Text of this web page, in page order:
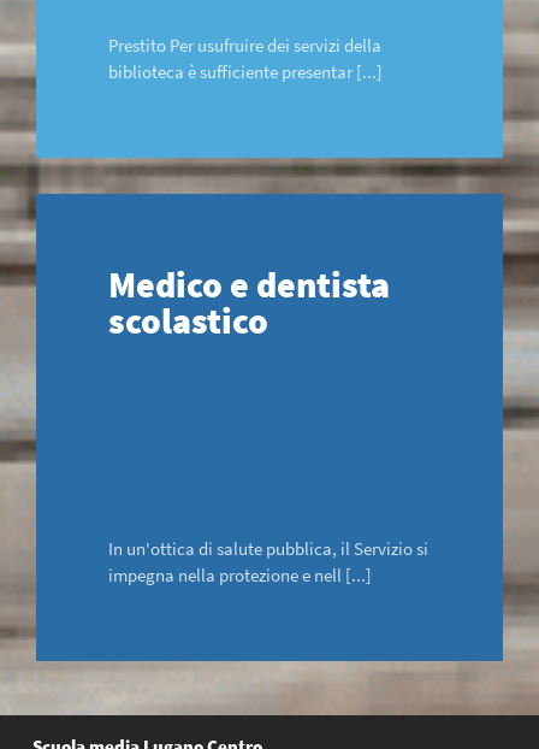
Prestito Per usufruire dei servizi della
biblioteca è sufficiente presentar [...]
Medico e dentista
scolastico
In un'ottica di salute pubblica, il Servizio si
impegna nella protezione e nell [...]